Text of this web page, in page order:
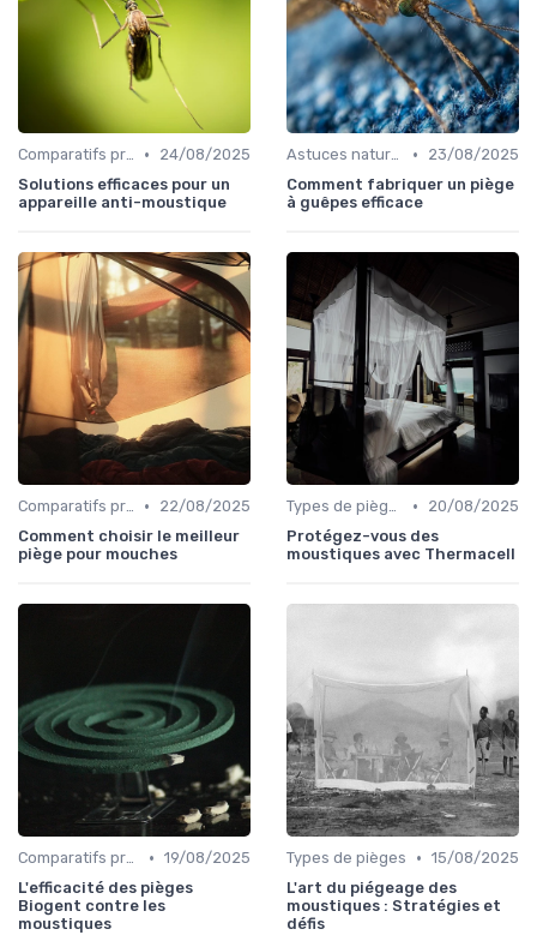
Comparatifs produits •
24/08/2025
Solutions efficaces pour un
appareille anti-moustique
Astuces naturelles •
23/08/2025
Comment fabriquer un piège
à guêpes efficace
Comparatifs produits •
22/08/2025
Comment choisir le meilleur
piège pour mouches
Types de pièges •
20/08/2025
Protégez-vous des
moustiques avec Thermacell
Comparatifs produits • 19/08/2025
L'efficacité des pièges
Biogent contre les
moustiques
Types de pièges • 15/08/2025
L'art du piégeage des
moustiques : Stratégies et
défis